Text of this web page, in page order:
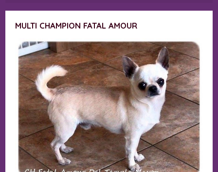
MULTI CHAMPION FATAL AMOUR